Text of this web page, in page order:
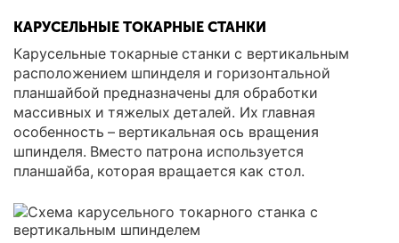
КАРУСЕЛЬНЫЕ ТОКАРНЫЕ СТАНКИ
Карусельные токарные станки с вертикальным
расположением шпинделя и горизонтальной
планшайбой предназначены для обработки
массивных и тяжелых деталей. Их главная
особенность – вертикальная ось вращения
шпинделя. Вместо патрона используется
планшайба, которая вращается как стол.